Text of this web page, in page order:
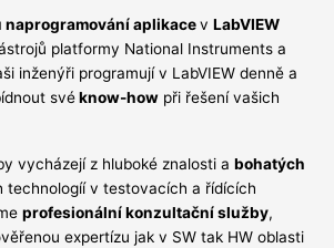
naprogramování aplikacev LabVIEW
platformy National Instruments a
inženýři programují v LabVIEW denně a
svéknow-how při řešení vašich
vycházejí z hluboké znalosti a bohatých
technologíí v testovacích a řídících
profesionální konzultační služby,
expertízu jak v SW tak HW oblasti